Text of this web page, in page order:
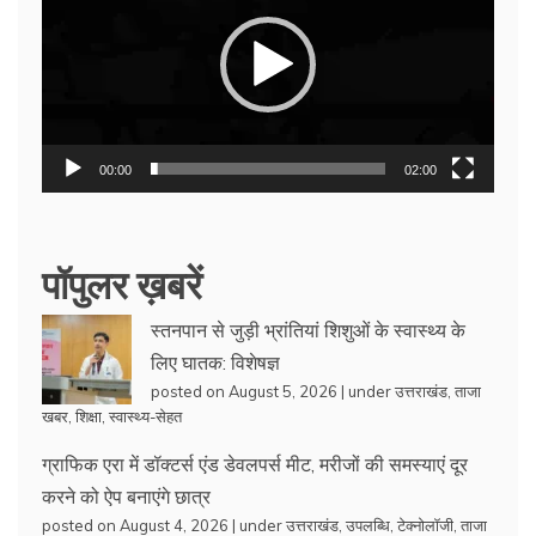
00:00 02:00
पॉपुलर ख़बरें
स्तनपान से जुड़ी भ्रांतियां शिशुओं के स्वास्थ्य के
लिए घातक: विशेषज्ञ
posted on August 5, 2026 | underउत्तराखंड ताजा
खबर शिक्षा स्वास्थ्य-सेहत
ग्राफिक एरा में डॉक्टर्स एंड डेवलपर्स मीट, मरीजों की समस्याएं दूर
करने को ऐप बनाएंगे छात्र
posted on August 4, 2026 | underउत्तराखंड उपलब्धि टेक्नोलॉजी ताजा